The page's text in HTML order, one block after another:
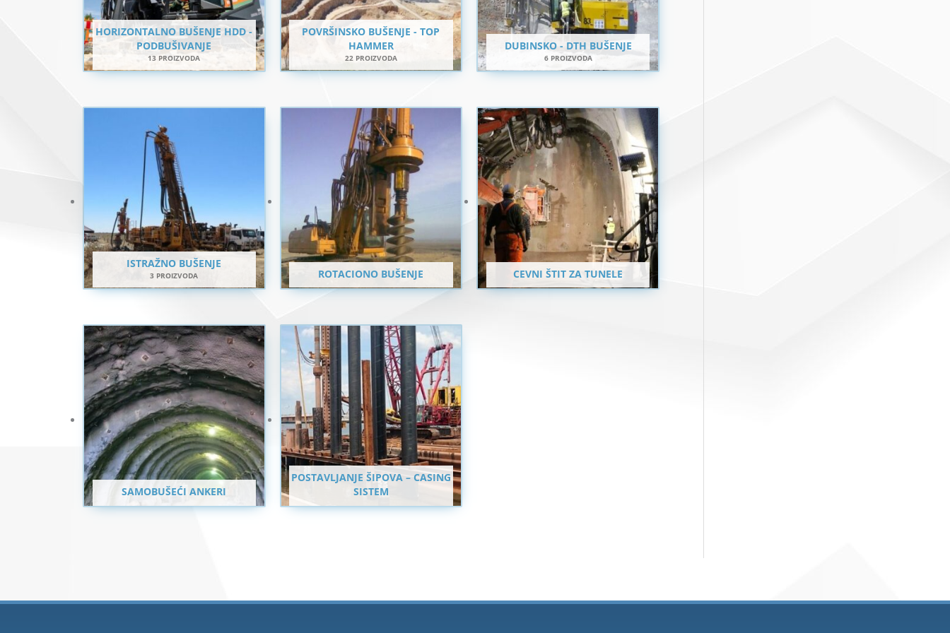
HORIZONTALNO BUŠENJE HDD -
PODBUŠIVANJE
13 PROIZVODA
POVRŠINSKO BUŠENJE - TOP
HAMMER
22 PROIZVODA
DUBINSKO - DTH BUŠENJE
6 PROIZVODA
ISTRAŽNO BUŠENJE
3 PROIZVODA ROTACIONO BUŠENJE CEVNI ŠTIT ZA TUNELE
SAMOBUŠEĆI ANKERI
POSTAVLJANJE ŠIPOVA – CASING
SISTEM